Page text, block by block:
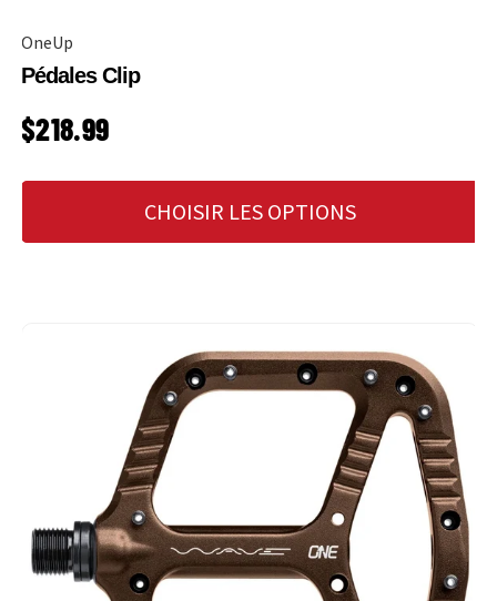
OneUp
Pédales Clip
PRIX HABITUEL
$218.99
CHOISIR LES OPTIONS